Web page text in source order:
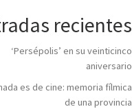
recientes
‘Persépolis’ en su veinticinco
aniversario
es de cine: memoria fílmica
de una provincia